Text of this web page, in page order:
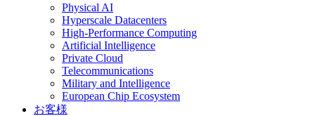
Physical AI
Hyperscale Datacenters
High-Performance Computing
Artificial Intelligence
Private Cloud
Telecommunications
Military and Intelligence
European Chip Ecosystem
お客様